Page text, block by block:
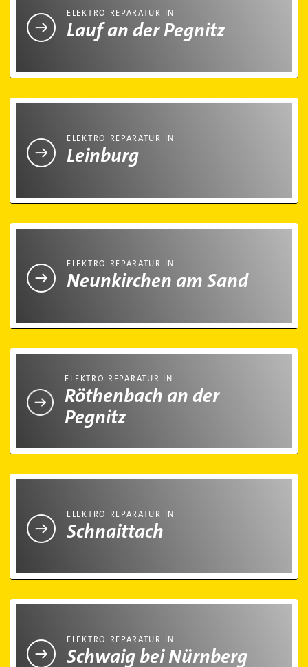
ELEKTRO REPARATUR IN
Lauf an der Pegnitz
ELEKTRO REPARATUR IN
Leinburg
ELEKTRO REPARATUR IN
Neunkirchen am Sand
ELEKTRO REPARATUR IN
Röthenbach an der
Pegnitz
ELEKTRO REPARATUR IN
Schnaittach
ELEKTRO REPARATUR IN
Schwaig bei Nürnberg